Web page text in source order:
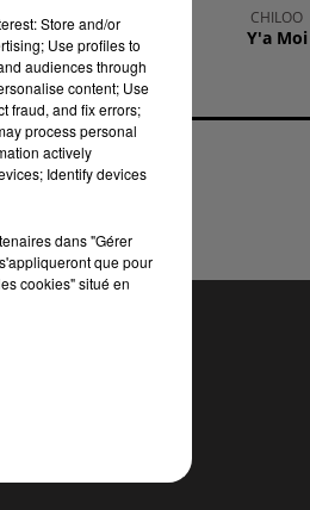
:
JOAN JETT
I Love
Rock'n'roll
CHILOO
Y'a Moi
Store and/or
Use profiles to
audiences through
content; Use
fraud, and fix errors;
process personal
actively
Identify devices
dans "Gérer
que pour
cookies" situé en